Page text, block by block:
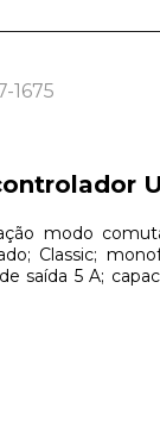
1675
modo
Classic;
saída 5 A;